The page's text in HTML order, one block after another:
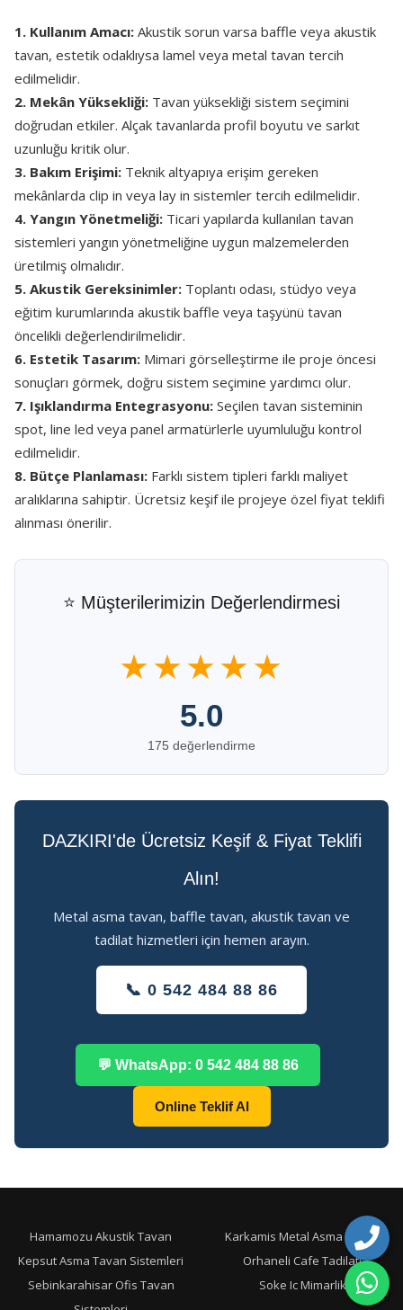
1. Kullanım Amacı: Akustik sorun varsa baffle veya akustik
tavan, estetik odaklıysa lamel veya metal tavan tercih
edilmelidir.
2. Mekân Yüksekliği: Tavan yüksekliği sistem seçimini
doğrudan etkiler. Alçak tavanlarda profil boyutu ve sarkıt
uzunluğu kritik olur.
3. Bakım Erişimi: Teknik altyapıya erişim gereken
mekânlarda clip in veya lay in sistemler tercih edilmelidir.
4. Yangın Yönetmeliği: Ticari yapılarda kullanılan tavan
sistemleri yangın yönetmeliğine uygun malzemelerden
üretilmiş olmalıdır.
5. Akustik Gereksinimler: Toplantı odası, stüdyo veya
eğitim kurumlarında akustik baffle veya taşyünü tavan
öncelikli değerlendirilmelidir.
6. Estetik Tasarım: Mimari görselleştirme ile proje öncesi
sonuçları görmek, doğru sistem seçimine yardımcı olur.
7. Işıklandırma Entegrasyonu: Seçilen tavan sisteminin
spot, line led veya panel armatürlerle uyumluluğu kontrol
edilmelidir.
8. Bütçe Planlaması: Farklı sistem tipleri farklı maliyet
aralıklarına sahiptir. Ücretsiz keşif ile projeye özel fiyat teklifi
alınması önerilir.
⭐ Müşterilerimizin Değerlendirmesi
★★★★★
5.0
175 değerlendirme
DAZKIRI'de Ücretsiz Keşif & Fiyat Teklifi
Alın!
Metal asma tavan, baffle tavan, akustik tavan ve
tadilat hizmetleri için hemen arayın.
📞 0 542 484 88 86
💬 WhatsApp: 0 542 484 88 86
Online Teklif Al
Hamamozu Akustik Tavan
Karkamis Metal Asma Tavan
Kepsut Asma Tavan Sistemleri
Orhaneli Cafe Tadilati
Sebinkarahisar Ofis Tavan
Soke Ic Mimarlik